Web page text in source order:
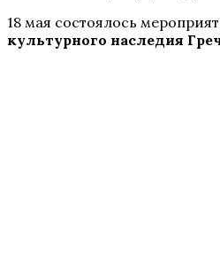
18 мая состоялось
культурного наследия